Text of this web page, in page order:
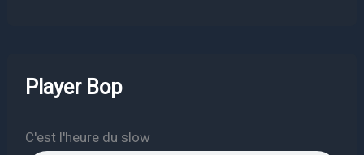
Player Bop
C'est l'heure du slow